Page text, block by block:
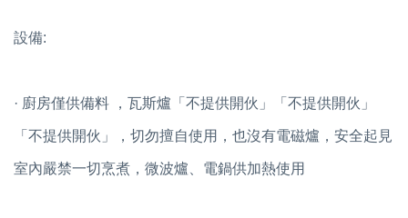
設備:
· 廚房僅供備料 ，瓦斯爐「不提供開伙」「不提供開伙」
「不提供開伙」，切勿擅自使用，也沒有電磁爐，安全起見
室內嚴禁一切烹煮，微波爐、電鍋供加熱使用